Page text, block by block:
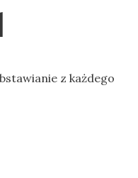
z każdego